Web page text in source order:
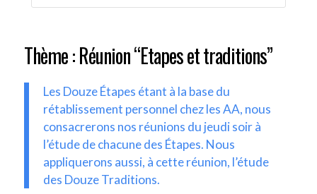
Thème : Réunion “Etapes et traditions”
Les Douze Étapes étant à la base du
rétablissement personnel chez les AA, nous
consacrerons nos réunions du jeudi soir à
l’étude de chacune des Étapes. Nous
appliquerons aussi, à cette réunion, l’étude
des Douze Traditions.